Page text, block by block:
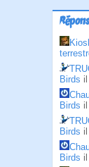
Birds
Birds
Birds
Birds